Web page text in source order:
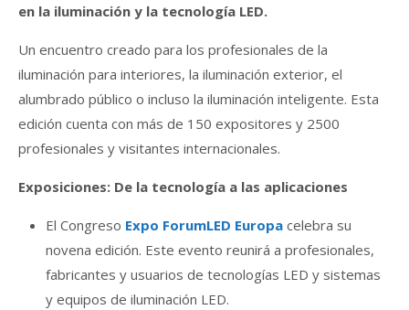
en la iluminación y la tecnología LED.
Un encuentro creado para los profesionales de la
iluminación para interiores, la iluminación exterior, el
alumbrado público o incluso la iluminación inteligente. Esta
edición cuenta con más de 150 expositores y 2500
profesionales y visitantes internacionales.
Exposiciones: De la tecnología a las aplicaciones
El Congreso Expo ForumLED Europa celebra su
novena edición. Este evento reunirá a profesionales,
fabricantes y usuarios de tecnologías LED y sistemas
y equipos de iluminación LED.